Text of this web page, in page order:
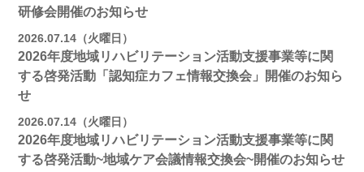
研修会開催のお知らせ
2026.07.14（火曜日）
2026年度地域リハビリテーション活動支援事業等に関
する啓発活動「認知症カフェ情報交換会」開催のお知ら
せ
2026.07.14（火曜日）
2026年度地域リハビリテーション活動支援事業等に関
する啓発活動~地域ケア会議情報交換会~開催のお知らせ